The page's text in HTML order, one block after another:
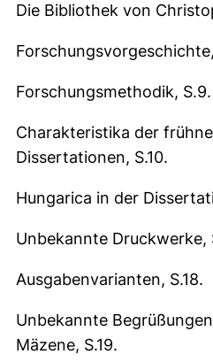
Die Bibliothek von
Forschungsmethodik, S.9.
Charakteristika der
Dissertationen, S.10.
Hungarica in der
Unbekannte Druckwerke,
Ausgabenvarianten, S.18.
Unbekannte
Mäzene, S.19.